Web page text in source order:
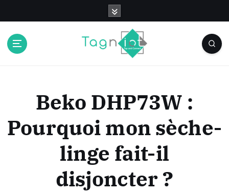
Beko DHP73W :
Pourquoi mon sèche-
linge fait-il
disjoncter ?